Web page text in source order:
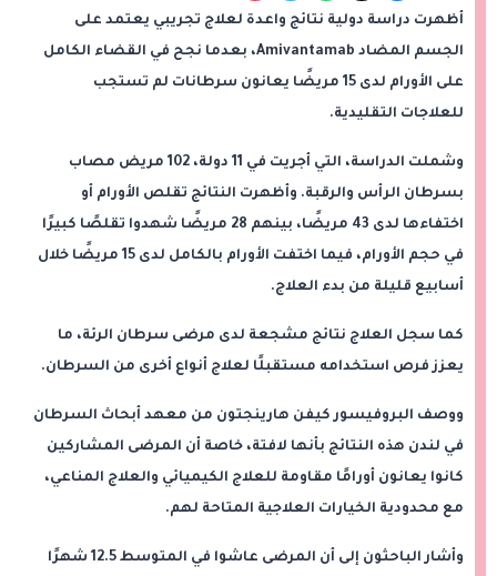
أظهرت دراسة دولية نتائج واعدة لعلاج تجريبي يعتمد على
الجسم المضاد Amivantamab، بعدما نجح في القضاء الكامل
على الأورام لدى 15 مريضًا يعانون سرطانات لم تستجب
للعلاجات التقليدية.
وشملت الدراسة، التي أجريت في 11 دولة، 102 مريض مصاب
بسرطان الرأس والرقبة. وأظهرت النتائج تقلص الأورام أو
اختفاءها لدى 43 مريضًا، بينهم 28 مريضًا شهدوا تقلصًا كبيرًا
في حجم الأورام، فيما اختفت الأورام بالكامل لدى 15 مريضًا خلال
أسابيع قليلة من بدء العلاج.
كما سجل العلاج نتائج مشجعة لدى مرضى سرطان الرئة، ما
يعزز فرص استخدامه مستقبلًا لعلاج أنواع أخرى من السرطان.
ووصف البروفيسور كيفن هارينجتون من معهد أبحاث السرطان
في لندن هذه النتائج بأنها لافتة، خاصة أن المرضى المشاركين
كانوا يعانون أورامًا مقاومة للعلاج الكيميائي والعلاج المناعي،
مع محدودية الخيارات العلاجية المتاحة لهم.
وأشار الباحثون إلى أن المرضى عاشوا في المتوسط 12.5 شهرًا